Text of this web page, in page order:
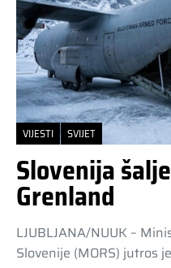
VIJESTI SVIJET
Slovenija
Grenland
LJUBLJANA/NUUK –
Slovenije (MORS) jutros